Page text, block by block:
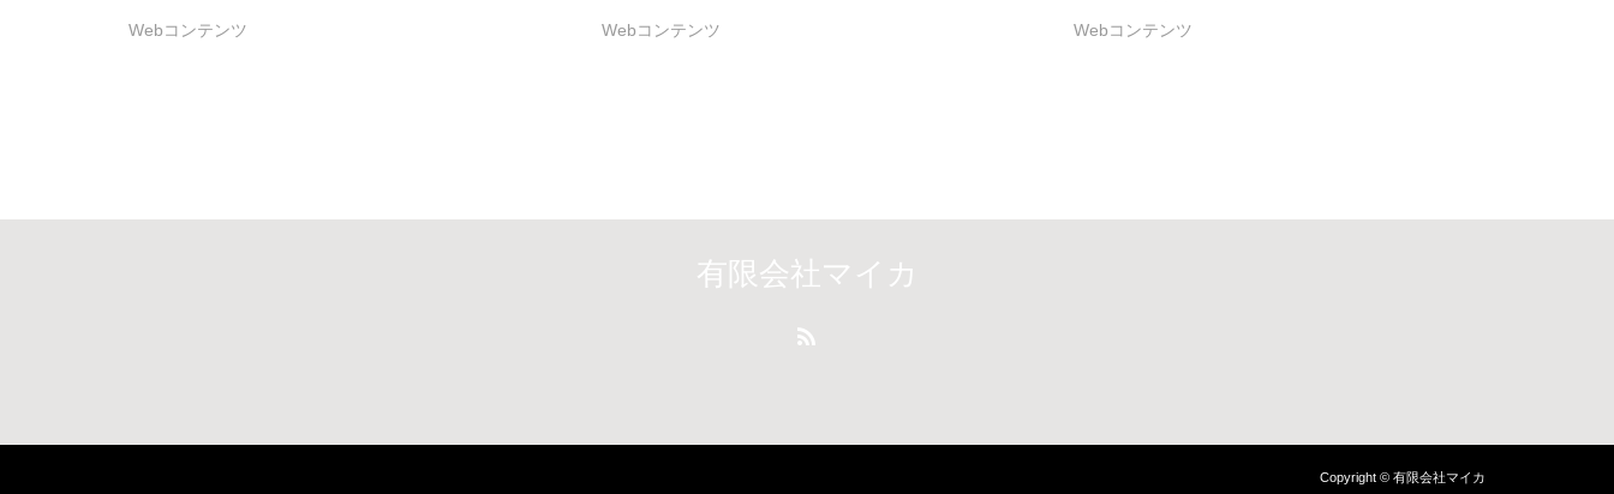
Webコンテンツ Webコンテンツ Webコンテンツ
有限会社マイカ
Copyright © 有限会社マイカ